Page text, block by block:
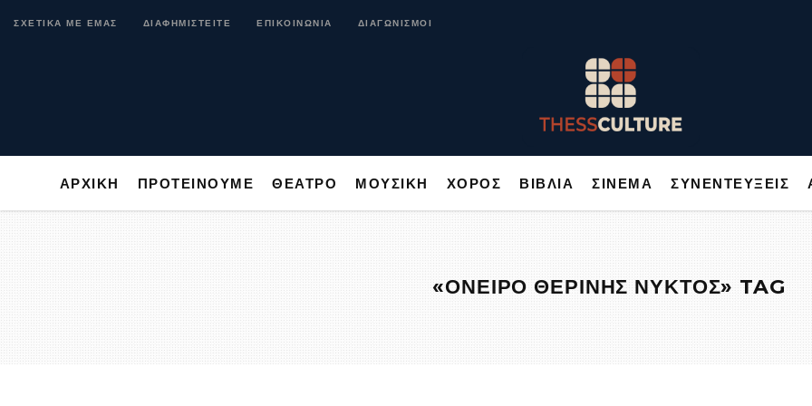
ΣΧΕΤΙΚΑ ΜΕ ΕΜΑΣ ΔΙΑΦΗΜΙΣΤΕΙΤΕ ΕΠΙΚΟΙΝΩΝΙΑ ΔΙΑΓΩΝΙΣΜΟΙ
ΑΡΧΙΚΗ ΠΡΟΤΕΙΝΟΥΜΕ ΘΕΑΤΡΟ ΜΟΥΣΙΚΗ ΧΟΡΟΣ ΒΙΒΛΙΑ ΣΙΝΕΜΑ ΣΥΝΕΝΤΕΥΞΕΙΣ
ΑΡΧΙΚΗ ΠΡΟΤΕΙΝΟΥΜΕ ΘΕΑΤΡΟ ΜΟΥΣΙΚΗ
«ΟΝΕΙΡΟ ΘΕΡΙΝΗΣ ΝΥΚΤΟΣ» TAG